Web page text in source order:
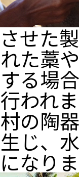
せた
た藁
る場
われ
の陶
じ、
なり